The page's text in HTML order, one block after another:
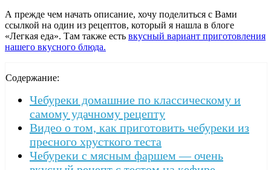
А прежде чем начать описание, хочу поделиться с Вами
ссылкой на один из рецептов, который я нашла в блоге
«Легкая еда». Там также есть вкусный вариант приготовления
нашего вкусного блюда.
Содержание:
Чебуреки домашние по классическому и
самому удачному рецепту
Видео о том, как приготовить чебуреки из
пресного хрусткого теста
Чебуреки с мясным фаршем — очень